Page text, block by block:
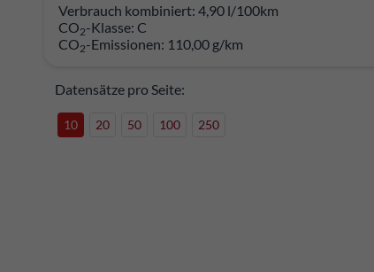
Verbrauch kombiniert:4,90 l/100km
CO2-Klasse: C
CO2-Emissionen: 110,00 g/km
Datensätze pro Seite:
10 20 50 100 250